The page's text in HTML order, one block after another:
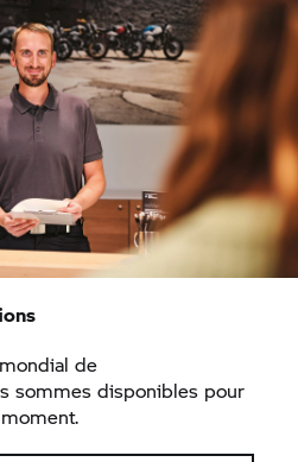
de
sommes disponibles pour